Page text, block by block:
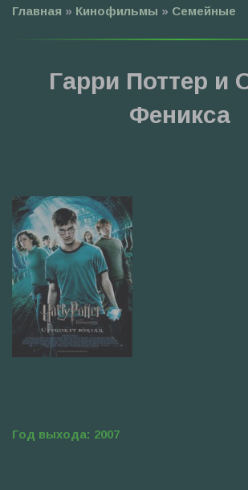
Главная » Кинофильмы » Семейные
Гарри Поттер и
Феникса
Год выхода: 2007